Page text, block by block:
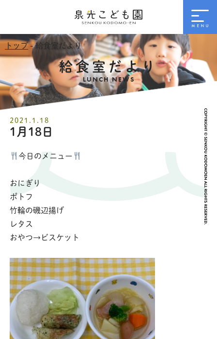
トップ- 給食室だより
給食室だより
LUNCH NEWS
2021.1.18
1月18日
今日のメニュー
おにぎり
ポトフ
竹輪の磯辺揚げ
レタス
おやつ→ビスケット